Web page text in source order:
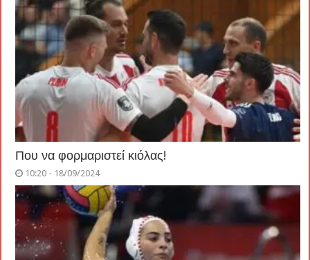
Που να φορμαριστεί κιόλας!
10:20 - 18/09/2024